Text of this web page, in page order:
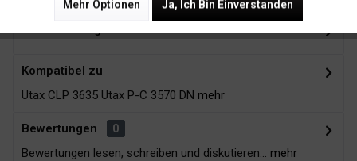
Beschreibung
Kompatibel zu
Utax CLP 3635 Utax P-C 3570 DN mehr
Bewertungen
0
Bewertungen lesen, schreiben und diskutieren... mehr
Mehr Optionen Ja, Ich Bin Einverstanden